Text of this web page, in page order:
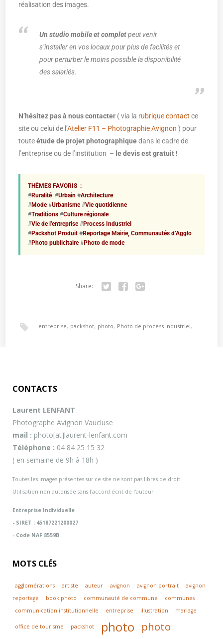
réalisation des images.
Un studio mobile et completpeut venir
s’installer en vos locaux pour plus de facilités et
pour perturber le moins possible la disponibilité
des salariés.
N’hésitez pas à nous contacter ( via la rubrique contact ce
site ou celui de l’Atelier F11 – Photographie Avignon ) pour
touteétude de projet photographiquedans le cadre de
l’entreprise ou de l’institution – le devis est gratuit !
THÈMES FAVORIS :
#Ruralité#Urbain #Architecture
#Mode#Urbanisme#Vie quotidienne
#Traditions #Culture régionale
#Vie de l’entreprise #Process Industriel
#Packshot Produit #Reportage Mairie, Communautés d’Agglo
#Photo publicitaire#Photo de mode
Share:
entreprise, packshot, photo, Photo de process industriel,
trombinoscope
CONTACTS
Laurent LENFANT
Photographe Avignon Vaucluse
mail : photo[at]laurent-lenfant.com
Téléphone : 04 84 25 15 32
( en semaine de 9h à 18h )
Toutes les images présentes sur ce site ne sont pas libres de droit.
Utilisation non autorisée sans l'accord écrit de l'auteur
Entreprise Individuelle
- SIRET : 45187221200027
- Code NAF 8559B
MOTS CLÉS
agglomérations artiste auteur avignon avignon portrait
avignon
reportage
book photo communauté de commune
communes
communication institutionnelle
entreprise illustration mariage
office de tourisme packshot photo
photo